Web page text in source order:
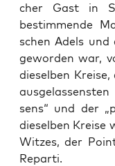
cher Gast in
bestim­men­de
schen Adels
gewor­den war,
die­sel­ben
sens“ und der
die­sel­ben Krei­se
Wit­zes, der
Reparti.